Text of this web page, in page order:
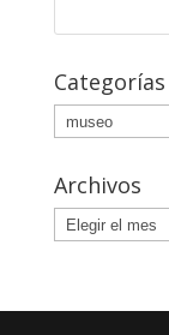
Categorías
Categorías
Archivos
Archivos